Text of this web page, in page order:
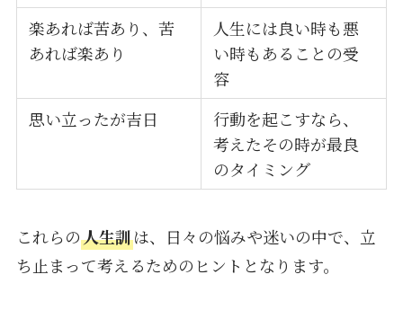
楽あれば苦あり、苦
あれば楽あり
人生には良い時も悪
い時もあることの受
容
思い立ったが吉日
行動を起こすなら、
考えたその時が最良
のタイミング
これらの人生訓は、日々の悩みや迷いの中で、立
ち止まって考えるためのヒントとなります。